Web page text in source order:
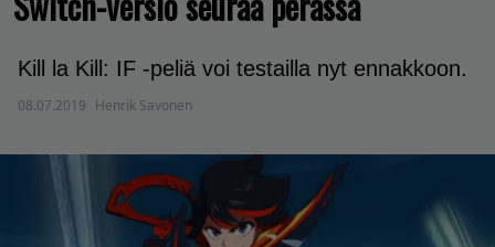
Kill la Kill: IF -peliä voi testailla nyt ennakkoon.
08.07.2019 Henrik Savonen